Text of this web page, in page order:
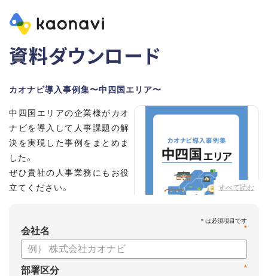
資料ダウンロード
カオナビ導入事例集〜中四国エリア〜
すべて読む
中四国エリアの企業様がカオ
ナビを導入して人事課題の解
決を実現した事例をまとめま
した。
ぜひ貴社の人事業務にもお役
立てください。
*
会社名
*
部署区分